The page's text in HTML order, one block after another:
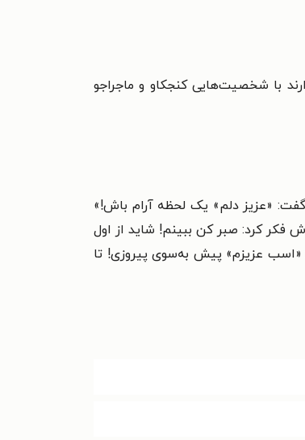
با شخصیت‌هایی کنجکاو و ماجراجو
«عزیز دلم» یک لحظه آرام باش!»
کرد: صبر کن ببینم! شاید از اول
«اسب عزیزم» پیش به‌سوی پیروزی! تا